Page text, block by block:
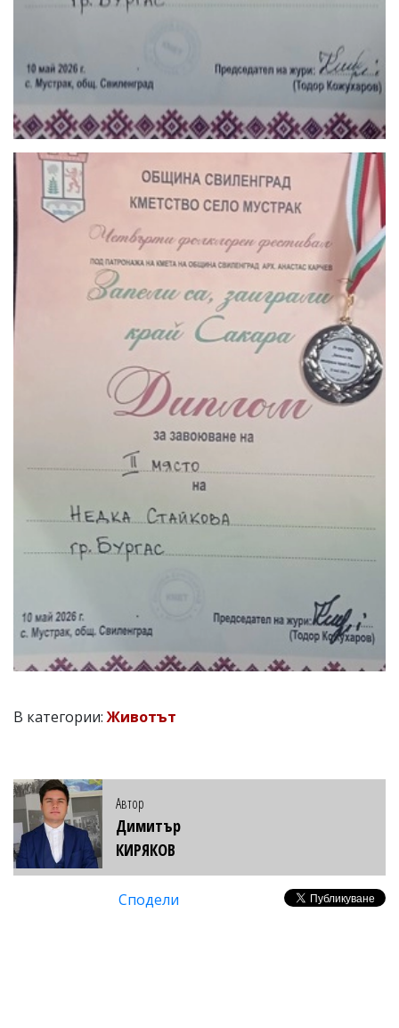
В категории:Животът
Автор
Димитър
КИРЯКОВ
Сподели